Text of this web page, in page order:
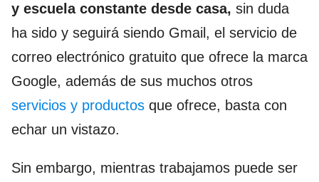
y escuela constante desde casa, sin duda
ha sido y seguirá siendo Gmail, el servicio de
correo electrónico gratuito que ofrece la marca
Google, además de sus muchos otros
servicios y productos que ofrece, basta con
echar un vistazo.
Sin embargo, mientras trabajamos puede ser